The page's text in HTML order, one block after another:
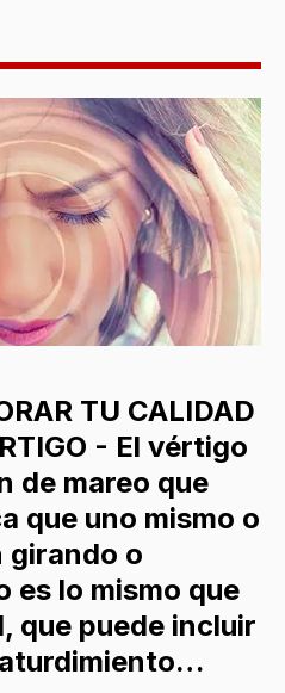
TU CALIDAD
- El vértigo
de mareo que
que uno mismo o
girando o
es lo mismo que
que puede incluir